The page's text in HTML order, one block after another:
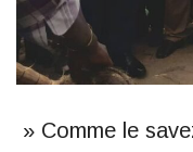
» Comme le